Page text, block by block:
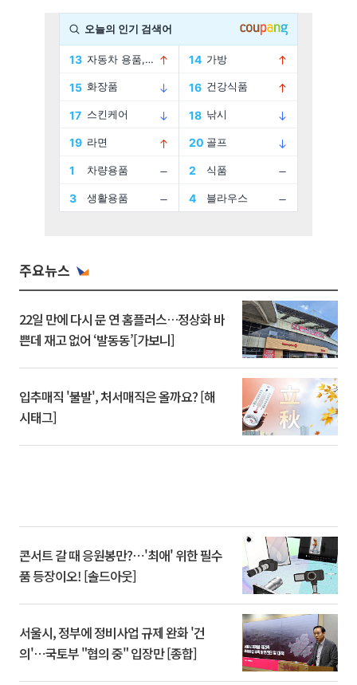
주요뉴스
22일 만에 다시 문 연 홈플러스…정상화 바
쁜데 재고 없어 ‘발동동’[가보니]
입추매직 '불발', 처서매직은 올까요? [해
시태그]
콘서트 갈 때 응원봉만?⋯'최애' 위한 필수
품 등장이오! [솔드아웃]
서울시, 정부에 정비사업 규제 완화 '건
의'⋯국토부 "협의 중" 입장만 [종합]